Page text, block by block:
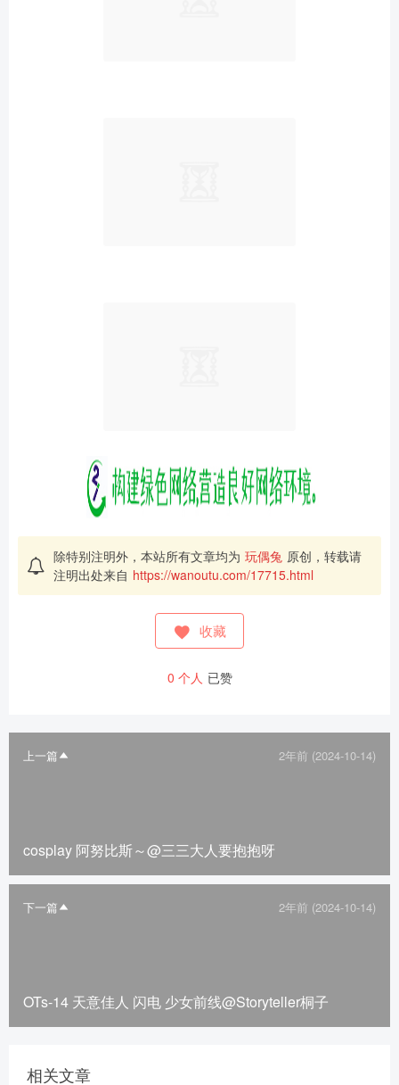
除特别注明外，本站所有文章均为 玩偶兔 原创，转载请
注明出处来自 https://wanoutu.com/17715.html
收藏
0 个人 已赞
上一篇 2年前 (2024-10-14)
cosplay 阿努比斯～@三三大人要抱抱呀
下一篇 2年前 (2024-10-14)
OTs-14 天意佳人 闪电 少女前线@Storyteller桐子
相关文章